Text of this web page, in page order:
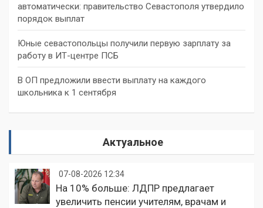
автоматически: правительство Севастополя утвердило
порядок выплат
Юные севастопольцы получили первую зарплату за
работу в ИТ-центре ПСБ
В ОП предложили ввести выплату на каждого
школьника к 1 сентября
Актуальное
07-08-2026 12:34
На 10% больше: ЛДПР предлагает
увеличить пенсии учителям, врачам и